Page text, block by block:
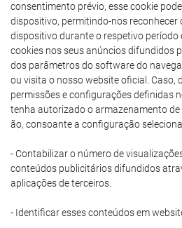
consentimento prévio, esse cookie
dispositivo, permitindo-nos reconhecer
dispositivo durante o respetivo período
cookies nos seus anúncios difundidos
dos parâmetros do software do
ou visita o nosso website oficial. Caso,
permissões e configurações definidas
tenha autorizado o armazenamento
ão, consoante a configuração
- Contabilizar o número de
conteúdos publicitários difundidos
aplicações de terceiros.
- Identificar esses conteúdos em